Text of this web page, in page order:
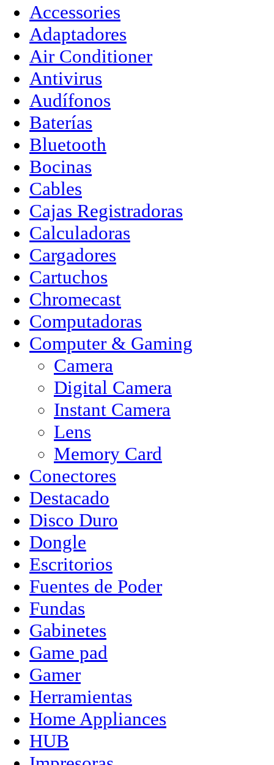
Accessories
Adaptadores
Air Conditioner
Antivirus
Audífonos
Baterías
Bluetooth
Bocinas
Cables
Cajas Registradoras
Calculadoras
Cargadores
Cartuchos
Chromecast
Computadoras
Computer & Gaming
Camera
Digital Camera
Instant Camera
Lens
Memory Card
Conectores
Destacado
Disco Duro
Dongle
Escritorios
Fuentes de Poder
Fundas
Gabinetes
Game pad
Gamer
Herramientas
Home Appliances
HUB